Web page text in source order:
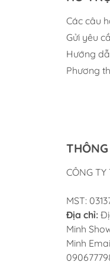
Các câu
Gửi yêu
Hướng
Phương
CÔNG
MST:
Địa chỉ:
Minh
Minh